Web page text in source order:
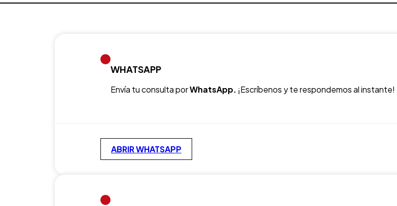
WHATSAPP
Envía tu consulta porWhatsApp. ¡Escríbenos y te respondemos al instante!
ABRIR WHATSAPP